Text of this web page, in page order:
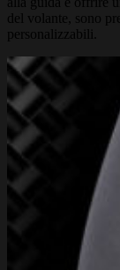
del volante, sono
personalizzabili.